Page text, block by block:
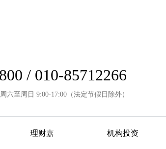
/ 010-85712266
六至周日 9:00-17:00（法定节假日除外）
理财嘉 机构投资